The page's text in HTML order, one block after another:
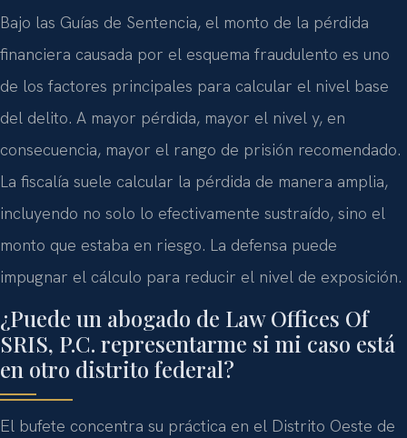
Bajo las Guías de Sentencia, el monto de la pérdida
financiera causada por el esquema fraudulento es uno
de los factores principales para calcular el nivel base
del delito. A mayor pérdida, mayor el nivel y, en
consecuencia, mayor el rango de prisión recomendado.
La fiscalía suele calcular la pérdida de manera amplia,
incluyendo no solo lo efectivamente sustraído, sino el
monto que estaba en riesgo. La defensa puede
impugnar el cálculo para reducir el nivel de exposición.
¿Puede un abogado de Law Offices Of
SRIS, P.C. representarme si mi caso está
en otro distrito federal?
El bufete concentra su práctica en el Distrito Oeste de